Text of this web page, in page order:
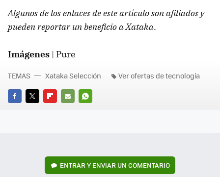
Algunos de los enlaces de este artículo son afiliados y
pueden reportar un beneficio a Xataka.
Imágenes | Pure
FACEBOOK
TWITTERFLIPBOARD
E-
WHATSAPP
TEMAS Xataka Selección Ver ofertas de tecnología
ENTRAR Y ENVIAR UN COMENTARIO